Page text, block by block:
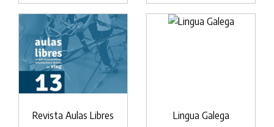
Revista Aulas Libres Lingua Galega